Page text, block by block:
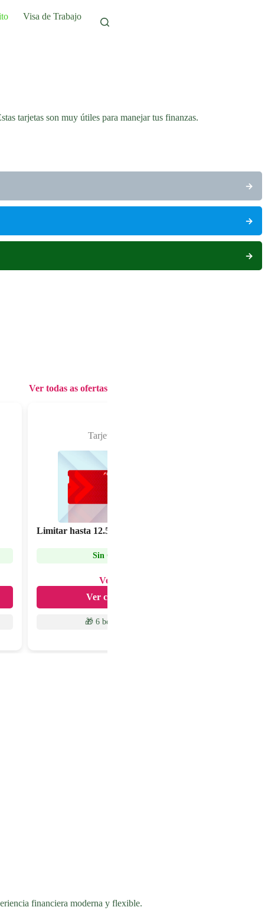
Visa de Trabajo
tarjetas son muy útiles para manejar tus finanzas.
→
→
→
Ver todas as ofertas
Tarjetas UniCredit
Limitar hasta 12.500
Sin Cuota Anual
Ver detalles
Ver cómo solicitar
🎁 6 beneficios
financiera moderna y flexible.